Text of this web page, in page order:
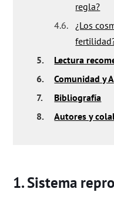
regla?
4.6.
¿Los
5.
Lectura
6.
Comunidad y
7.
Bibliografía
8.
Autores y
Sistema